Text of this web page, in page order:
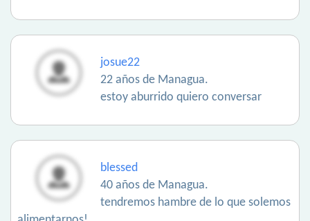
josue22
22 años de Managua.
estoy aburrido quiero conversar
blessed
40 años de Managua.
tendremos hambre de lo que solemos